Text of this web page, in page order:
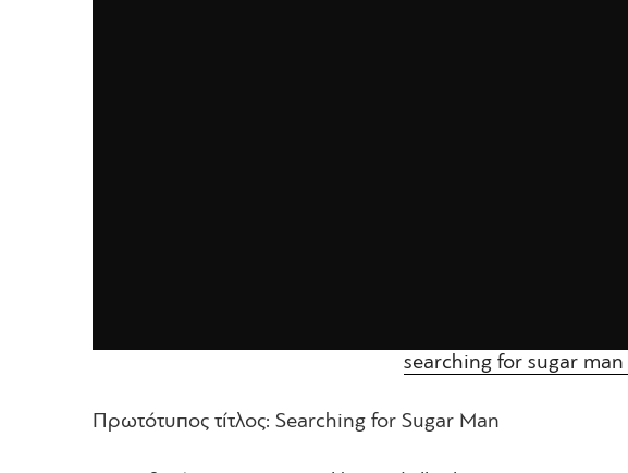
searching for sugar man
Πρωτότυπος τίτλος: Searching for Sugar Man